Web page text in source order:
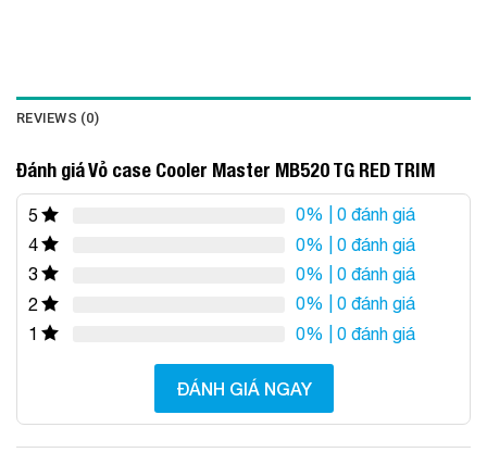
REVIEWS (0)
Đánh giá Vỏ case Cooler Master MB520 TG RED TRIM
5 0% | 0 đánh giá
4
0% | 0 đánh giá
3
0% | 0 đánh giá
2
0% | 0 đánh giá
1
0% | 0 đánh giá
ĐÁNH GIÁ NGAY